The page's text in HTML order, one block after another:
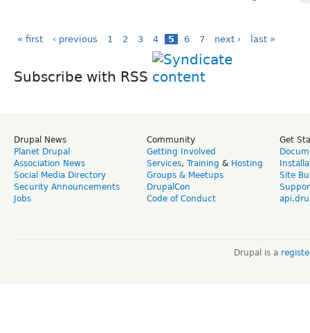
« first ‹ previous 1 2 3 4 5 6 7 next › last »
Subscribe with RSS
Drupal News
Planet Drupal
Association News
Social Media Directory
Security Announcements
Jobs
Community
Getting Involved
Services, Training & Hosting
Groups & Meetups
DrupalCon
Code of Conduct
Get
Site
Drupal is a